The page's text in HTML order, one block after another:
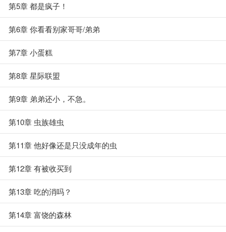
第5章 都是疯子！
第6章 你看看别家哥哥/弟弟
第7章 小蛋糕
第8章 星际联盟
第9章 弟弟还小，不急。
第10章 虫族雄虫
第11章 他好像还是只没成年的虫
第12章 有被收买到
第13章 吃的消吗？
第14章 富饶的森林